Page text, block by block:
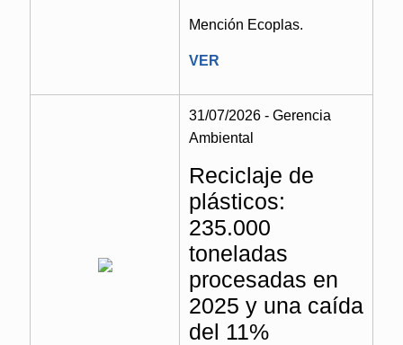
Mención Ecoplas.
VER
31/07/2026 - Gerencia
Ambiental
Reciclaje de
plásticos:
235.000
toneladas
procesadas en
2025 y una caída
del 11%